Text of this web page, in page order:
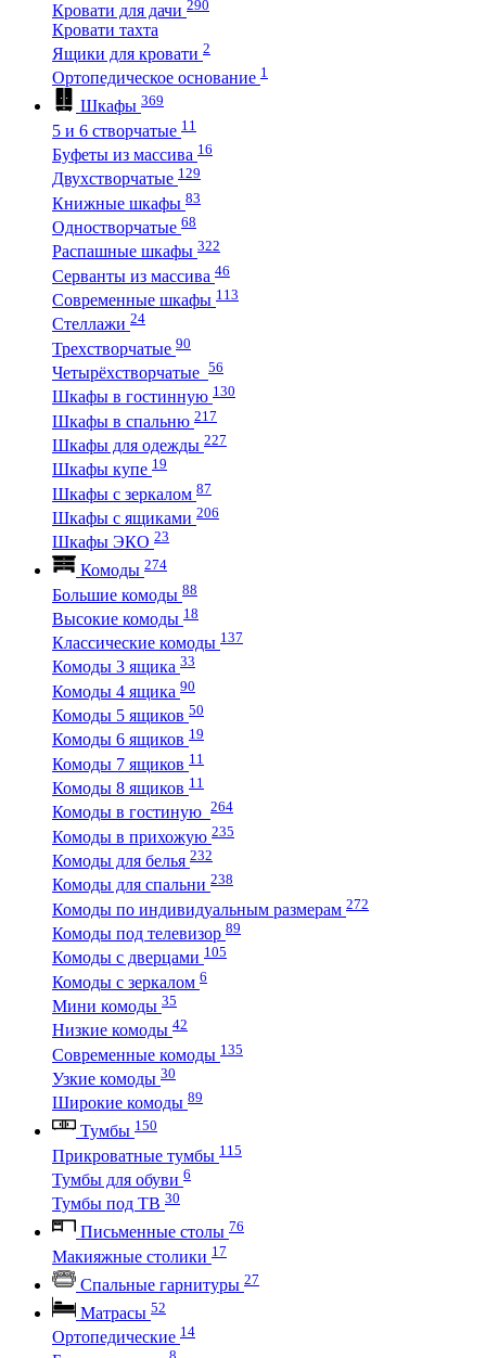
Кровати для дачи 290
Кровати тахта
Ящики для кровати 2
Ортопедическое основание 1
Шкафы 369
5 и 6 створчатые 11
Буфеты из массива 16
Двухстворчатые 129
Книжные шкафы 83
Одностворчатые 68
Распашные шкафы 322
Серванты из массива 46
Современные шкафы 113
Стеллажи 24
Трехстворчатые 90
Четырёхстворчатые 56
Шкафы в гостинную 130
Шкафы в спальню 217
Шкафы для одежды 227
Шкафы купе 19
Шкафы с зеркалом 87
Шкафы с ящиками 206
Шкафы ЭКО 23
Комоды 274
Большие комоды 88
Высокие комоды 18
Классические комоды 137
Комоды 3 ящика 33
Комоды 4 ящика 90
Комоды 5 ящиков 50
Комоды 6 ящиков 19
Комоды 7 ящиков 11
Комоды 8 ящиков 11
Комоды в гостиную 264
Комоды в прихожую 235
Комоды для белья 232
Комоды для спальни 238
Комоды по индивидуальным размерам 272
Комоды под телевизор 89
Комоды с дверцами 105
Комоды с зеркалом 6
Мини комоды 35
Низкие комоды 42
Современные комоды 135
Узкие комоды 30
Широкие комоды 89
Тумбы 150
Прикроватные тумбы 115
Тумбы для обуви 6
Тумбы под ТВ 30
Письменные столы 76
Макияжные столики 17
Спальные гарнитуры 27
Матрасы 52
Ортопедические 14